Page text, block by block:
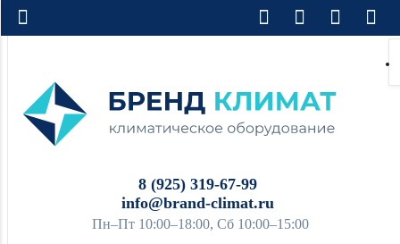
8 (925) 319-67-99
info@brand-climat.ru
Пн–Пт 10:00–18:00, Сб 10:00–15:00